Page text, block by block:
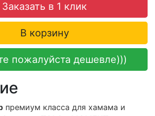
Заказать в 1 клик
В корзину
пожалуйста дешевле)))
премиум класса для хамама и